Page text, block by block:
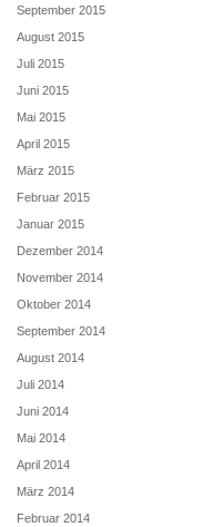
September 2015
August 2015
Juli 2015
Juni 2015
Mai 2015
April 2015
März 2015
Februar 2015
Januar 2015
Dezember 2014
November 2014
Oktober 2014
September 2014
August 2014
Juli 2014
Juni 2014
Mai 2014
April 2014
März 2014
Februar 2014